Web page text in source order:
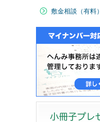
敷金相談（有料）